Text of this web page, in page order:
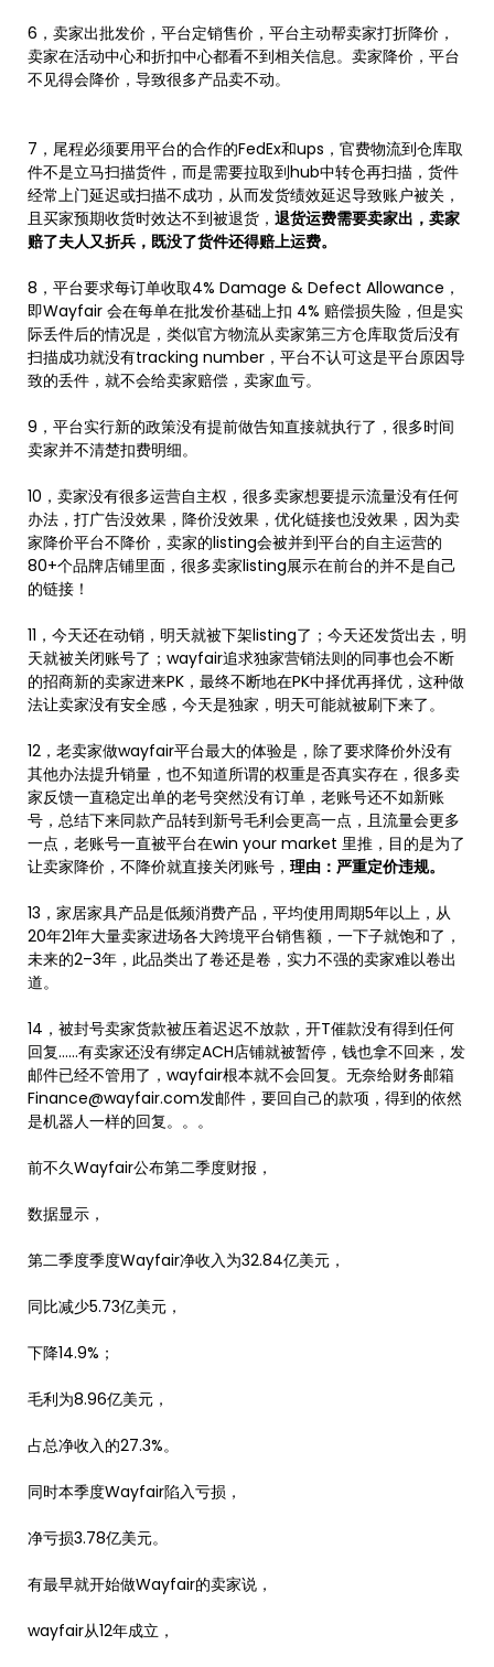
6，卖家出批发价，平台定销售价，平台主动帮卖家打折降价，
卖家在活动中心和折扣中心都看不到相关信息。卖家降价，平台
不见得会降价，导致很多产品卖不动。
7，尾程必须要用平台的合作的FedEx和ups，官费物流到仓库取
件不是立马扫描货件，而是需要拉取到hub中转仓再扫描，货件
经常上门延迟或扫描不成功，从而发货绩效延迟导致账户被关，
且买家预期收货时效达不到被退货， 退货运费需要卖家出，卖家
赔了夫人又折兵，既没了货件还得赔上运费。
8，平台要求每订单收取4% Damage & Defect Allowance，
即Wayfair 会在每单在批发价基础上扣 4% 赔偿损失险，但是实
际丢件后的情况是，类似官方物流从卖家第三方仓库取货后没有
扫描成功就没有tracking number，平台不认可这是平台原因导
致的丢件，就不会给卖家赔偿，卖家血亏。
9，平台实行新的政策没有提前做告知直接就执行了，很多时间
卖家并不清楚扣费明细。
10，卖家没有很多运营自主权，很多卖家想要提示流量没有任何
办法，打广告没效果，降价没效果，优化链接也没效果，因为卖
家降价平台不降价，卖家的listing会被并到平台的自主运营的
80+个品牌店铺里面，很多卖家listing展示在前台的并不是自己
的链接！
11，今天还在动销，明天就被下架listing了；今天还发货出去，明
天就被关闭账号了；wayfair追求独家营销法则的同事也会不断
的招商新的卖家进来PK，最终不断地在PK中择优再择优，这种做
法让卖家没有安全感，今天是独家，明天可能就被刷下来了。
12，老卖家做wayfair平台最大的体验是，除了要求降价外没有
其他办法提升销量，也不知道所谓的权重是否真实存在，很多卖
家反馈一直稳定出单的老号突然没有订单，老账号还不如新账
号，总结下来同款产品转到新号毛利会更高一点，且流量会更多
一点，老账号一直被平台在win your market 里推，目的是为了
让卖家降价，不降价就直接关闭账号， 理由：严重定价违规。
13，家居家具产品是低频消费产品，平均使用周期5年以上，从
20年21年大量卖家进场各大跨境平台销售额，一下子就饱和了，
未来的2–3年，此品类出了卷还是卷，实力不强的卖家难以卷出
道。
14，被封号卖家货款被压着迟迟不放款，开T催款没有得到任何
回复……有卖家还没有绑定ACH店铺就被暂停，钱也拿不回来，发
邮件已经不管用了，wayfair根本就不会回复。无奈给财务邮箱
Finance@wayfair.com发邮件，要回自己的款项，得到的依然
是机器人一样的回复。。。
前不久Wayfair公布第二季度财报，
数据显示，
第二季度季度Wayfair净收入为32.84亿美元，
同比减少5.73亿美元，
下降14.9%；
毛利为8.96亿美元，
占总净收入的27.3%。
同时本季度Wayfair陷入亏损，
净亏损3.78亿美元。
有最早就开始做Wayfair的卖家说，
wayfair从12年成立，